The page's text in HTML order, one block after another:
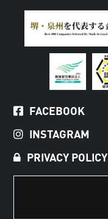
FACEBOOK
INSTAGRAM
PRIVACY POLICY